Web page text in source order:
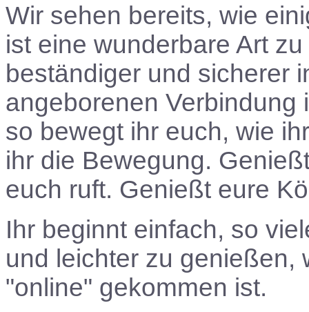
Wir sehen bereits, wie
ist eine wunderbare Art
beständiger und sicherer
angeborenen Verbindung
so bewegt ihr euch, wie
ihr die Bewegung.
euch ruft. Genießt eure
Ihr beginnt einfach, so
und leichter zu genießen,
"online" gekommen ist.